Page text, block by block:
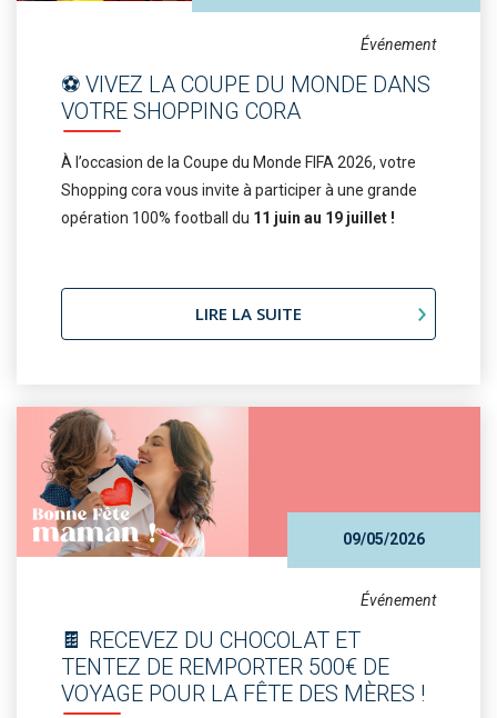
Événement
⚽ VIVEZ LA COUPE DU MONDE DANS
VOTRE SHOPPING CORA
À l’occasion de la Coupe du Monde FIFA 2026, votre
Shopping cora vous invite à participer à une grande
opération 100% football du 11 juin au 19 juillet !
LIRE LA SUITE
09/05/2026
Événement
🍫 RECEVEZ DU CHOCOLAT ET
TENTEZ DE REMPORTER 500€ DE
VOYAGE POUR LA FÊTE DES MÈRES !